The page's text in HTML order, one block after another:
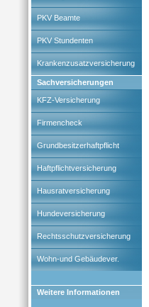
PKV Beamte
PKV Stundenten
Krankenzusatzversicherung
Sachversicherungen
KFZ-Versicherung
Firmencheck
Grundbesitzerhaftpflicht
Haftpflichtversicherung
Hausratversicherung
Hundeversicherung
Rechtsschutzversicherung
Wohn-und Gebäudever.
Weitere Informationen